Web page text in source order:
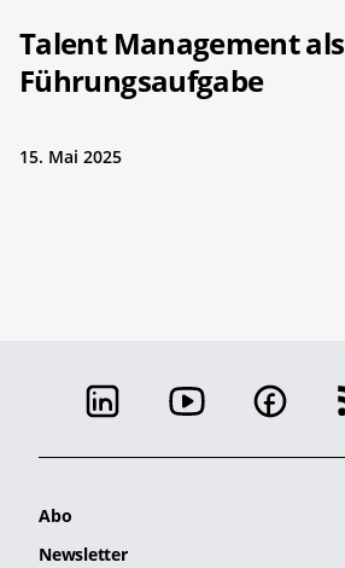
Talent Management als
Führungsaufgabe
15. Mai 2025
Abo
Newsletter